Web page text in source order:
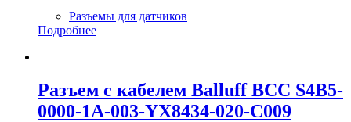
Разъемы для датчиков
Подробнее
Разъем с кабелем Balluff BCC S4B5-
0000-1A-003-YX8434-020-C009